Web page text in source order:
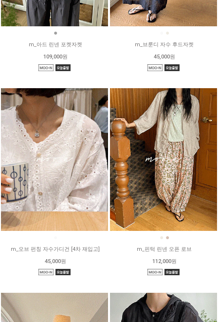
●
m_아드 린넨 포켓자켓
109,000원
●
m_브룬디 자수 후드자켓
45,000원
m_오브 펀칭 자수가디건 [4차 재입고]
45,000원
● ●
m_핀턱 린넨 오픈 로브
112,000원